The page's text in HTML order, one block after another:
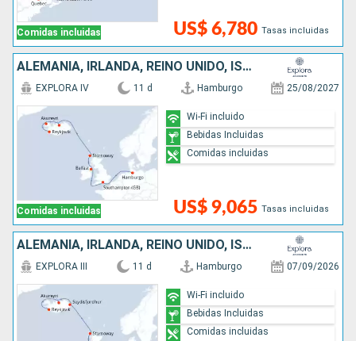
Comidas incluidas US$ 6,780 Tasas incluidas
ALEMANIA, IRLANDA, REINO UNIDO, ISLANDIA
Comidas incluidas
EXPLORA IV 11 d Hamburgo 25/08/2027
US$ 9,065 Tasas incluidas
Wi-Fi incluido
Bebidas Incluidas
Comidas incluidas
ALEMANIA, IRLANDA, REINO UNIDO, ISLANDIA
EXPLORA III 11 d Hamburgo 07/09/2026
Wi-Fi incluido
Bebidas Incluidas
Comidas incluidas